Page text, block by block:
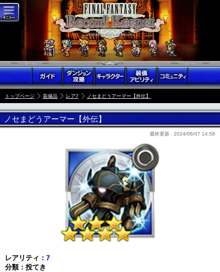
トップページ 装備品 レア7 ノセまどうアーマー【外伝】
ノセまどうアーマー【外伝】
最終更新 : 2024/06/07 14:58
レアリティ： 7
分類：投てき